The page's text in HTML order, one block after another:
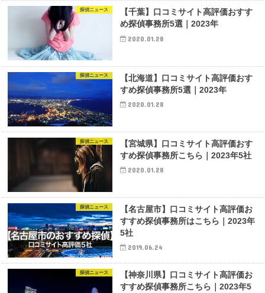
探偵ニュース
【千葉】口コミサイト高評価おすす
め探偵事務所5選｜2023年
2020.01.28
探偵ニュース
【北海道】口コミサイト高評価おす
すめ探偵事務所5選｜2023年
2020.01.28
探偵ニュース
【宮城県】口コミサイト高評価おす
すめ探偵事務所こちら｜2023年5社
2020.01.28
探偵ニュース
【名古屋市】口コミサイト高評価お
すすめ探偵事務所はこちら｜2023年
5社
2019.06.24
探偵ニュース
【神奈川県】口コミサイト高評価お
すすめ探偵事務所こちら｜2023年5